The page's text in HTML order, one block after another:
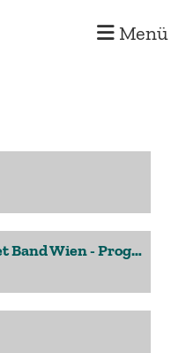
Menü
Styrian Klezmore Pocket Band Wien - Programm: "The Bigger Picture"